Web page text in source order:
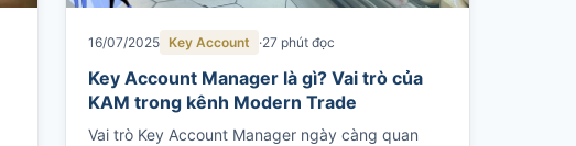
16/07/2025 Key Account 27 phút đọc
Key Account Manager là gì? Vai trò của
KAM trong kênh Modern Trade
Vai trò Key Account Manager ngày càng quan